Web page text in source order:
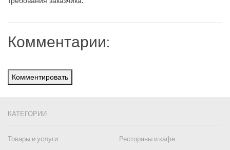
Комментарии:
Комментировать
КАТЕГОРИИ
Товары и услуги
Рестораны и кафе